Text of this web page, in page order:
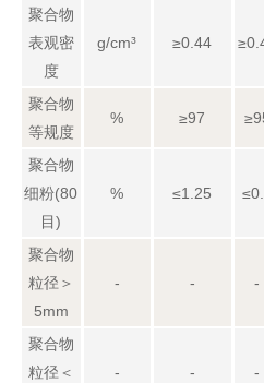
聚合物
表观密
度
g/cm³ ≥0.44
聚合物
等规度
% ≥97
聚合物
细粉(80
目)
% ≤1.25
聚合物
粒径＞
5mm
- - -
聚合物
粒径＜
- - -